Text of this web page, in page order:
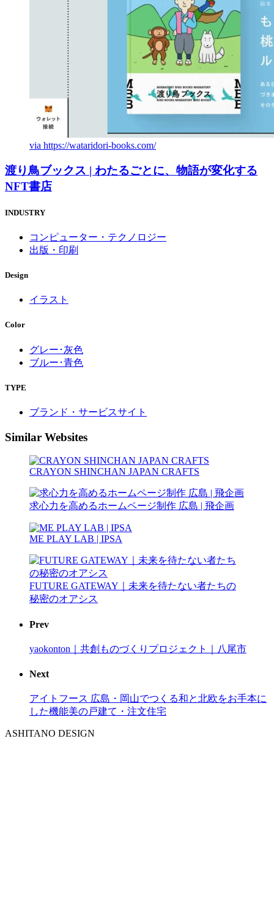
via https://wataridori-books.com/
渡り鳥ブックス | わたるごとに、物語が変化する
NFT書店
INDUSTRY
コンピューター・テクノロジー
出版・印刷
Design
イラスト
Color
グレー･灰色
ブルー･青色
TYPE
ブランド・サービスサイト
Similar Websites
CRAYON SHINCHAN JAPAN CRAFTS
求心力を高めるホームページ制作 広島 | 飛企画
ME PLAY LAB | IPSA
FUTURE GATEWAY｜未来を待たない者たちの
秘密のオアシス
Prev
yaokonton｜共創ものづくりプロジェクト｜八尾市
Next
アイトフース 広島・岡山でつくる和と北欧をお手本に
した機能美の戸建て・注文住宅
ASHITANO DESIGN